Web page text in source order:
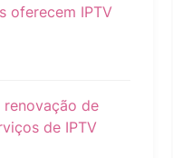
oferecem IPTV
de
de IPTV